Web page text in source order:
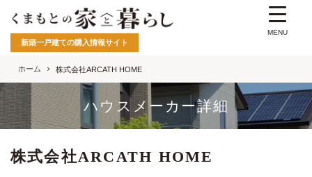
新築一戸建ての購入情報サイト
ホーム 株式会社ARCATH HOME
ハウスメーカー詳細
株式会社ARCATH HOME
MENU